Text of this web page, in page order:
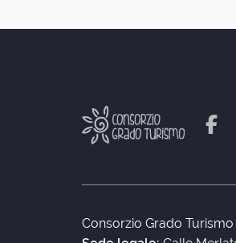
Consorzio Grado Turismo